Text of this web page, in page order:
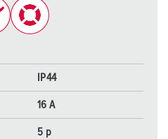
IP44
16 A
5 p